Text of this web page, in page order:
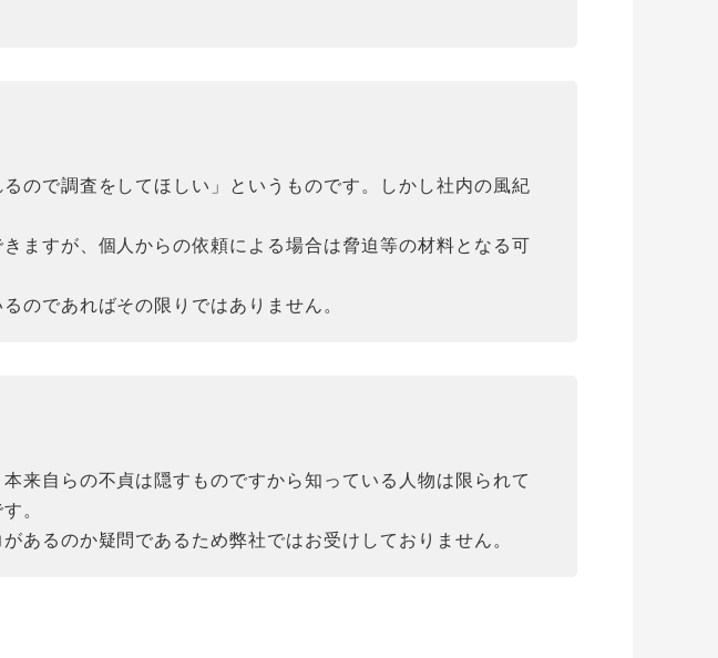
ので調査をしてほしい」というものです。しかし社内の風紀
ますが、個人からの依頼による場合は脅迫等の材料となる可
のであればその限りではありません。
来自らの不貞は隠すものですから知っている人物は限られて
。
あるのか疑問であるため弊社ではお受けしておりません。